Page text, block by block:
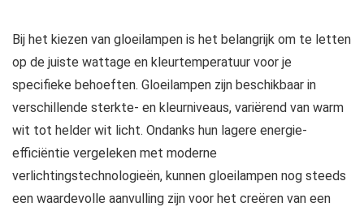
Bij het kiezen van gloeilampen is het belangrijk om te letten
op de juiste wattage en kleurtemperatuur voor je
specifieke behoeften. Gloeilampen zijn beschikbaar in
verschillende sterkte- en kleurniveaus, variërend van warm
wit tot helder wit licht. Ondanks hun lagere energie-
efficiëntie vergeleken met moderne
verlichtingstechnologieën, kunnen gloeilampen nog steeds
een waardevolle aanvulling zijn voor het creëren van een